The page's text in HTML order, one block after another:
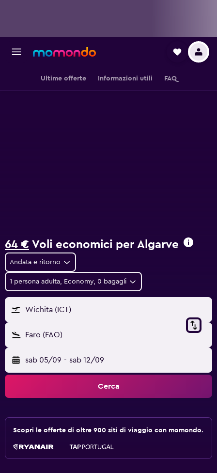
Ultime offerte Informazioni utili FAQ
64 € Voli economici per Algarve
Andata e ritorno
1 persona adulta, Economy, 0 bagagli
Wichita (ICT)
Faro (FAO)
sab 05/09 - sab 12/09
Cerca
Scopri le offerte di oltre 900 siti di viaggio con momondo.